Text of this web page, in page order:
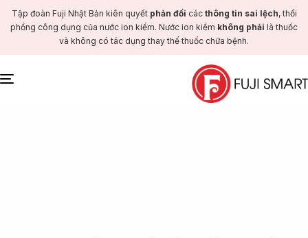
Tập đoàn Fuji Nhật Bản kiên quyết phản đối các thông tin sai lệch, thổi
phồng công dụng của nước ion kiềm. Nước ion kiềm không phải là thuốc
và không có tác dụng thay thế thuốc chữa bệnh.
Toggle